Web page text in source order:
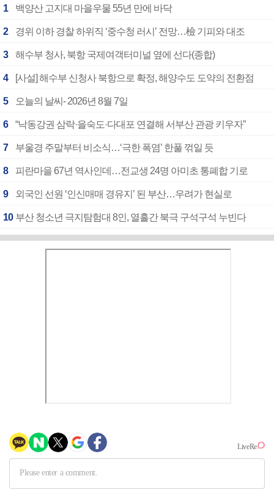
1 백양산 고지대 마을우물 55년 만에 바닥
2 경위 이하 경찰 하위직 ‘중수청 러시’ 전망…檢 기피와 대조
3 해수부 청사, 북항 국제여객터미널 옆에 선다(종합)
4 [사설] 해수부 신청사 북항으로 확정, 해양수도 도약의 전환점
5 오늘의 날씨- 2026년 8월 7일
6 “낙동강권 삼락·을숙도·다대포 연결해 서부산 관광 키우자”
7 부울경 주말부터 비소식…‘극한 폭염’ 한풀 꺾일 듯
8 피란마을 67년 역사인데…전교생 24명 아미초 통폐합 기로
9 외국인 선원 ‘인신매매 경유지’ 된 부산…우려가 현실로
10 부산 청소년 극지탐험대 8인, 열흘간 북극 구석구석 누빈다